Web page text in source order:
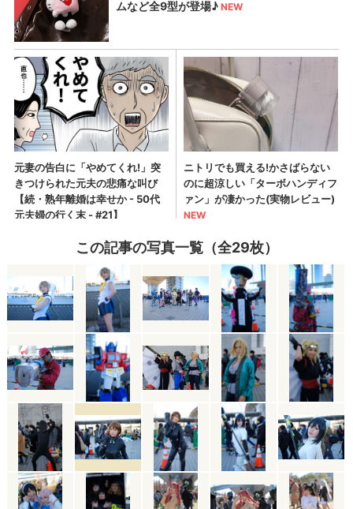
この記事の写真一覧（全29枚）